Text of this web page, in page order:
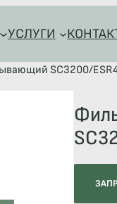
УСЛУГИ
SC3200/